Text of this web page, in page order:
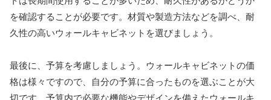
を確認することが必要です。材質や製造方法などを調べ、耐
久性の高いウォールキャビネットを選びましょう。
最後に、予算を考慮しましょう。ウォールキャビネットの価
格は様々ですので、自分の予算に合ったものを選ぶことが大